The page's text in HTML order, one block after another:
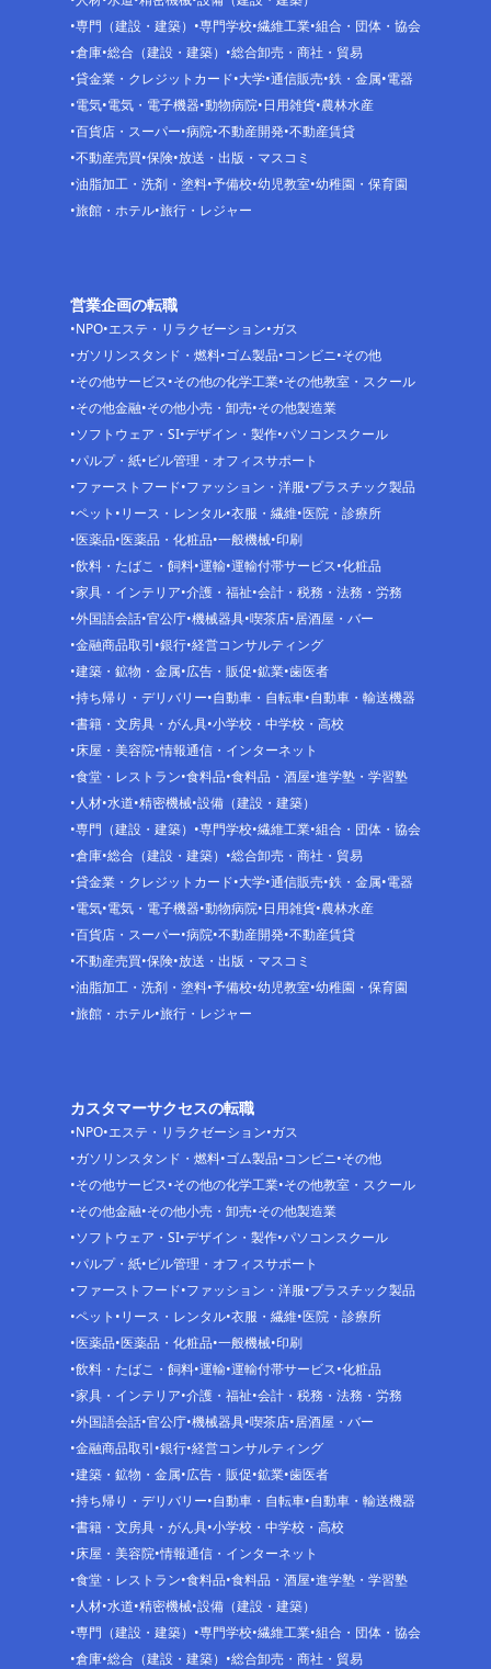
専門（建設・建築）
専門学校 繊維工業 組合・団体・協会
倉庫 総合（建設・建築）
総合卸売・商社・貿易
貸金業・クレジットカード 大学 通信販売 鉄・金属 電器
電気 電気・電子機器 動物病院 日用雑貨 農林水産
百貨店・スーパー 病院 不動産開発 不動産賃貸
不動産売買 保険 放送・出版・マスコミ
油脂加工・洗剤・塗料 予備校 幼児教室 幼稚園・保育園
旅館・ホテル 旅行・レジャー
営業企画の転職
NPO エステ・リラクゼーション ガス
ガソリンスタンド・燃料 ゴム製品 コンビニ その他
その他サービス その他の化学工業 その他教室・スクール
その他金融 その他小売・卸売 その他製造業
ソフトウェア・SI デザイン・製作 パソコンスクール
パルプ・紙 ビル管理・オフィスサポート
ファーストフード ファッション・洋服 プラスチック製品
ペット リース・レンタル 衣服・繊維 医院・診療所
医薬品 医薬品・化粧品 一般機械 印刷
飲料・たばこ・飼料 運輸 運輸付帯サービス 化粧品
家具・インテリア 介護・福祉 会計・税務・法務・労務
外国語会話 官公庁 機械器具 喫茶店 居酒屋・バー
金融商品取引 銀行 経営コンサルティング
建築・鉱物・金属 広告・販促 鉱業 歯医者
持ち帰り・デリバリー 自動車・自転車 自動車・輸送機器
書籍・文房具・がん具 小学校・中学校・高校
床屋・美容院 情報通信・インターネット
食堂・レストラン 食料品 食料品・酒屋 進学塾・学習塾
人材 水道 精密機械 設備（建設・建築）
専門（建設・建築）
専門学校 繊維工業 組合・団体・協会
倉庫 総合（建設・建築）
総合卸売・商社・貿易
貸金業・クレジットカード 大学 通信販売 鉄・金属 電器
電気 電気・電子機器 動物病院 日用雑貨 農林水産
百貨店・スーパー 病院 不動産開発 不動産賃貸
不動産売買 保険 放送・出版・マスコミ
油脂加工・洗剤・塗料 予備校 幼児教室 幼稚園・保育園
旅館・ホテル 旅行・レジャー
カスタマーサクセスの転職
NPO エステ・リラクゼーション ガス
ガソリンスタンド・燃料 ゴム製品 コンビニ その他
その他サービス その他の化学工業 その他教室・スクール
その他金融 その他小売・卸売 その他製造業
ソフトウェア・SI デザイン・製作 パソコンスクール
パルプ・紙 ビル管理・オフィスサポート
ファーストフード ファッション・洋服 プラスチック製品
ペット リース・レンタル 衣服・繊維 医院・診療所
医薬品 医薬品・化粧品 一般機械 印刷
飲料・たばこ・飼料 運輸 運輸付帯サービス 化粧品
家具・インテリア 介護・福祉 会計・税務・法務・労務
外国語会話 官公庁 機械器具 喫茶店 居酒屋・バー
金融商品取引 銀行 経営コンサルティング
建築・鉱物・金属 広告・販促 鉱業 歯医者
持ち帰り・デリバリー 自動車・自転車 自動車・輸送機器
書籍・文房具・がん具 小学校・中学校・高校
床屋・美容院 情報通信・インターネット
食堂・レストラン 食料品 食料品・酒屋 進学塾・学習塾
人材 水道 精密機械 設備（建設・建築）
専門（建設・建築）
専門学校 繊維工業 組合・団体・協会
倉庫 総合（建設・建築）
総合卸売・商社・貿易